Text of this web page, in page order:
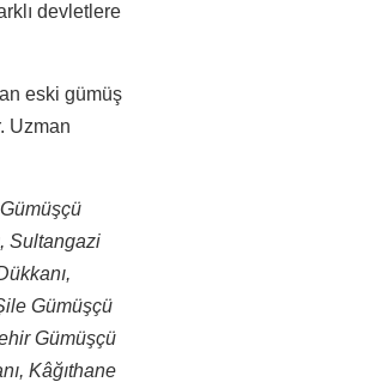
devletlere
eski gümüş
Uzman
Sultangazi
Gümüşçü
Gümüşçü
Kâğıthane